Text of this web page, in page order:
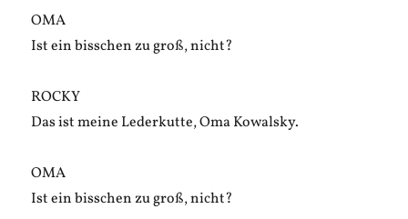
OMA
Ist ein bisschen zu groß, nicht?
ROCKY
Das ist meine Lederkutte, Oma Kowalsky.
OMA
Ist ein bisschen zu groß, nicht?